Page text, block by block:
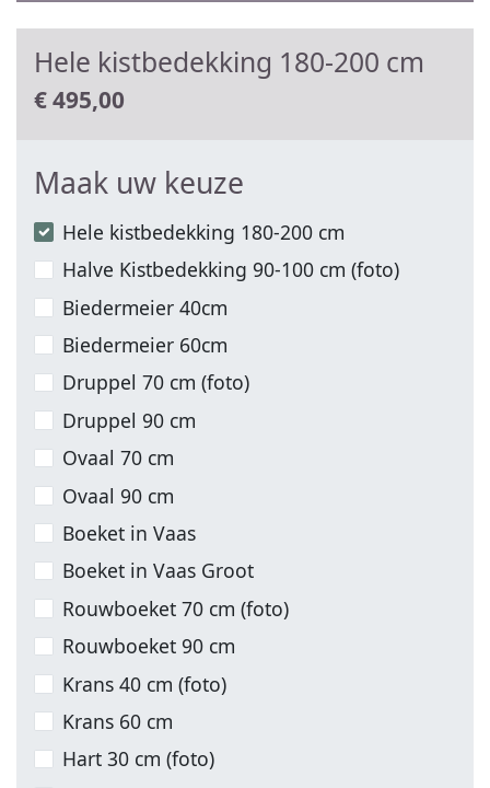
Hele kistbedekking 180-200 cm
€495,00
Maak uw keuze
Hele kistbedekking 180-200 cm
Halve Kistbedekking 90-100 cm (foto)
Biedermeier 40cm
Biedermeier 60cm
Druppel 70 cm (foto)
Druppel 90 cm
Ovaal 70 cm
Ovaal 90 cm
Boeket in Vaas
Boeket in Vaas Groot
Rouwboeket 70 cm (foto)
Rouwboeket 90 cm
Krans 40 cm (foto)
Krans 60 cm
Hart 30 cm (foto)